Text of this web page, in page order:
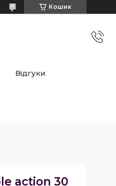
Кошик
Відгуки
action 30